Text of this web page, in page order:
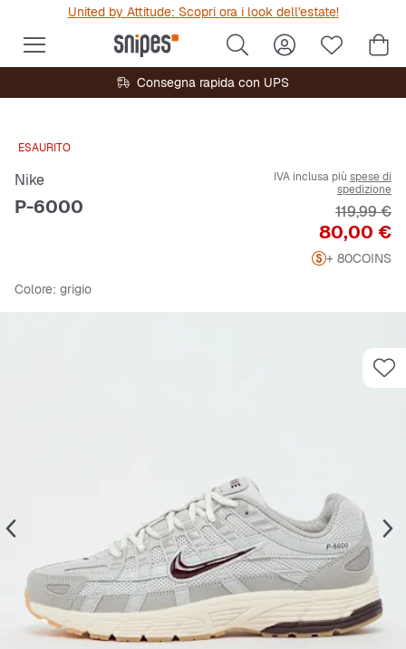
United by Attitude: Scopri ora i look dell'estate!
Consegna rapida con UPS
ESAURITO
Nike
P-6000
IVA inclusa più spese di
spedizione
Prezzo
80,00 €
Prezzo
119,99 €
+ 80COINS
Colore: grigio